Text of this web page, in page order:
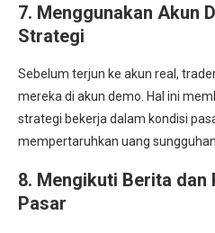
7. Menggunakan Akun
Strategi
Sebelum terjun ke akun real,
mereka di akun demo. Hal ini
strategi bekerja dalam kondisi
mempertaruhkan uang
8. Mengikuti Berita dan
Pasar